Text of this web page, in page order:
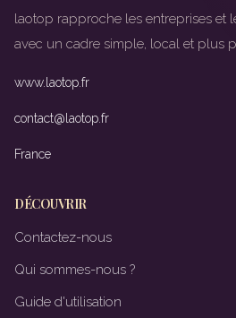
laotop rapproche les entreprises et
avec un cadre simple, local et plus
www.laotop.fr
contact@laotop.fr
France
DÉCOUVRIR
Contactez-nous
Qui sommes-nous ?
Guide d'utilisation